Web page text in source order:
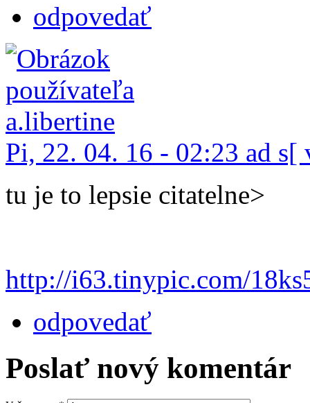
odpovedať
Pi, 22. 04. 16 - 02:23 ad s[
tu je to lepsie citatelne>
http://i63.tinypic.com/
odpovedať
Poslať nový komentár